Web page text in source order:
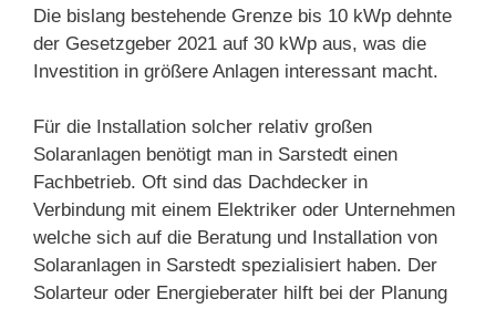
Die bislang bestehende Grenze bis 10 kWp dehnte
der Gesetzgeber 2021 auf 30 kWp aus, was die
Investition in größere Anlagen interessant macht.
Für die Installation solcher relativ großen
Solaranlagen benötigt man in Sarstedt einen
Fachbetrieb. Oft sind das Dachdecker in
Verbindung mit einem Elektriker oder Unternehmen
welche sich auf die Beratung und Installation von
Solaranlagen in Sarstedt spezialisiert haben. Der
Solarteur oder Energieberater hilft bei der Planung